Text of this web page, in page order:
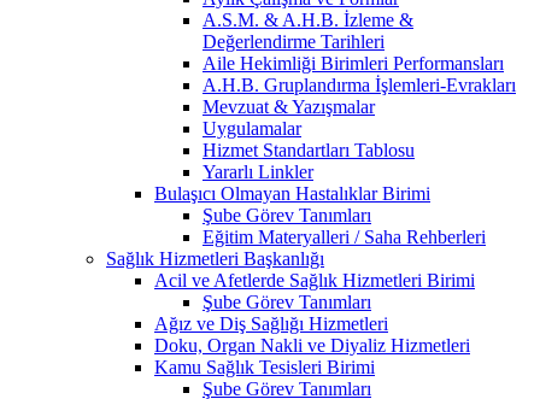
A.S.M. & A.H.B. İzleme &
Değerlendirme Tarihleri
Aile Hekimliği Birimleri Performansları
A.H.B. Gruplandırma İşlemleri-Evrakları
Mevzuat & Yazışmalar
Uygulamalar
Hizmet Standartları Tablosu
Yararlı Linkler
Bulaşıcı Olmayan Hastalıklar Birimi
Şube Görev Tanımları
Eğitim Materyalleri / Saha Rehberleri
Sağlık Hizmetleri Başkanlığı
Acil ve Afetlerde Sağlık Hizmetleri Birimi
Şube Görev Tanımları
Ağız ve Diş Sağlığı Hizmetleri
Doku, Organ Nakli ve Diyaliz Hizmetleri
Kamu Sağlık Tesisleri Birimi
Şube Görev Tanımları